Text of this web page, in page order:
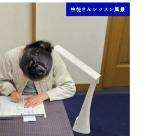
生徒さんレッスン風景